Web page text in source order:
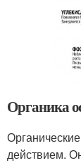
Органика
действием.